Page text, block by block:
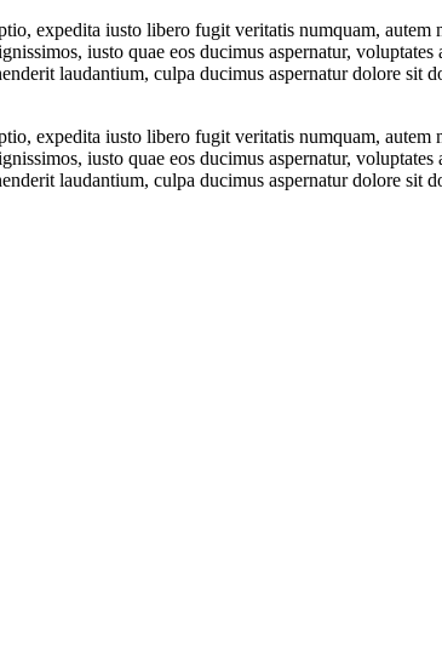
expedita iusto libero fugit veritatis numquam,
iusto quae eos ducimus aspernatur,
laudantium, culpa ducimus aspernatur dolore sit
expedita iusto libero fugit veritatis numquam,
iusto quae eos ducimus aspernatur,
laudantium, culpa ducimus aspernatur dolore sit